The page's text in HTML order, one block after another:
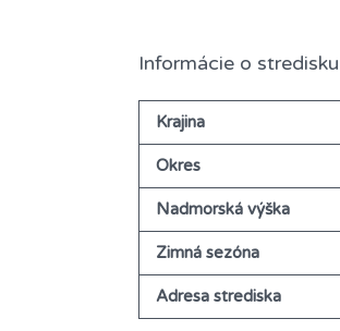
Informácie o stredisku
Krajina
Okres
Nadmorská výška
Zimná sezóna
Adresa strediska